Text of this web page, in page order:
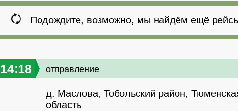
Подождите, возможно, мы найдём ещё
14:18 отправление
д. Маслова, Тобольский район,
область